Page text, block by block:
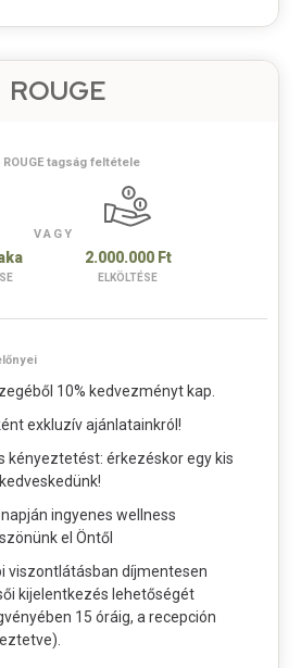
ROUGE
ROUGE tagság feltétele
VAGY
2.000.000 Ft
ELKÖLTÉSE
10% kedvezményt kap.
exkluzív ajánlatainkról!
kényeztetést: érkezéskor egy kis
ingyenes wellness
el Öntől
viszontlátásban díjmentesen
kijelentkezés lehetőségét
15 óráig, a recepción